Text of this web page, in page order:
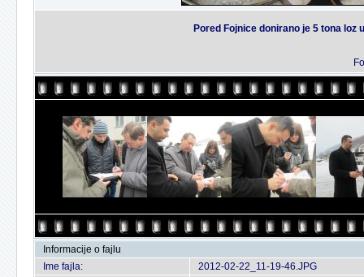
Pored Fojnice donirano je 5 tona loz
Informacije o fajlu
Ime fajla:
2012-02-22_11-19-46.JPG